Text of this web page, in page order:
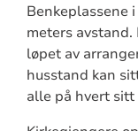
Benkeplassene
meters
løpet av
husstand kan
alle på hvert sitt